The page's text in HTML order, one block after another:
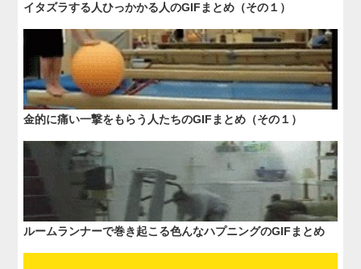
イタズラする人ひっかかる人のGIFまとめ（その１）
金的に痛い一撃をもらう人たちのGIFまとめ（その１）
ルームランナーで巻き起こる色んなハプニングのGIFまとめ